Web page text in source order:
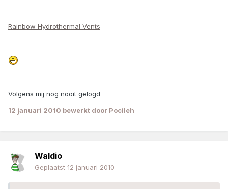
Rainbow Hydrothermal Vents
Volgens mij nog nooit gelogd
12 januari 2010 bewerkt door Pocileh
Waldio
Geplaatst 12 januari 2010